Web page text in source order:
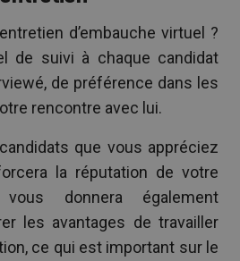
d’embauche virtuel ?
de suivi à chaque candidat
de préférence dans les
rencontre avec lui.
que vous appréciez
la réputation de votre
donnera également
les avantages de travailler
ce qui est important sur le